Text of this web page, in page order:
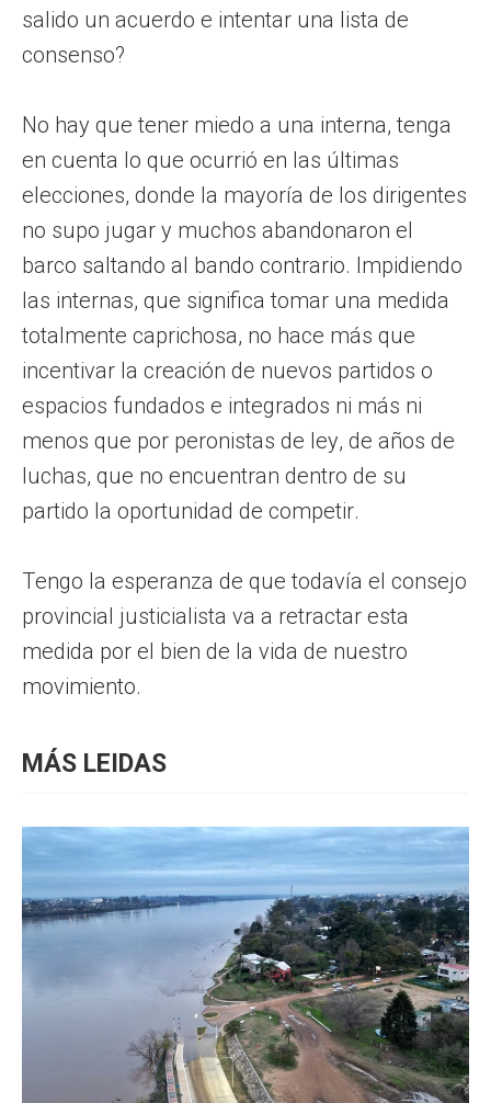
salido un acuerdo e intentar una lista de
consenso?
No hay que tener miedo a una interna, tenga
en cuenta lo que ocurrió en las últimas
elecciones, donde la mayoría de los dirigentes
no supo jugar y muchos abandonaron el
barco saltando al bando contrario. Impidiendo
las internas, que significa tomar una medida
totalmente caprichosa, no hace más que
incentivar la creación de nuevos partidos o
espacios fundados e integrados ni más ni
menos que por peronistas de ley, de años de
luchas, que no encuentran dentro de su
partido la oportunidad de competir.
Tengo la esperanza de que todavía el consejo
provincial justicialista va a retractar esta
medida por el bien de la vida de nuestro
movimiento.
MÁS LEIDAS